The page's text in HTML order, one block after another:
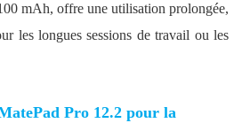
mAh, offre une utilisation prolongée,
les longues sessions de travail ou les
Pro 12.2 pour la